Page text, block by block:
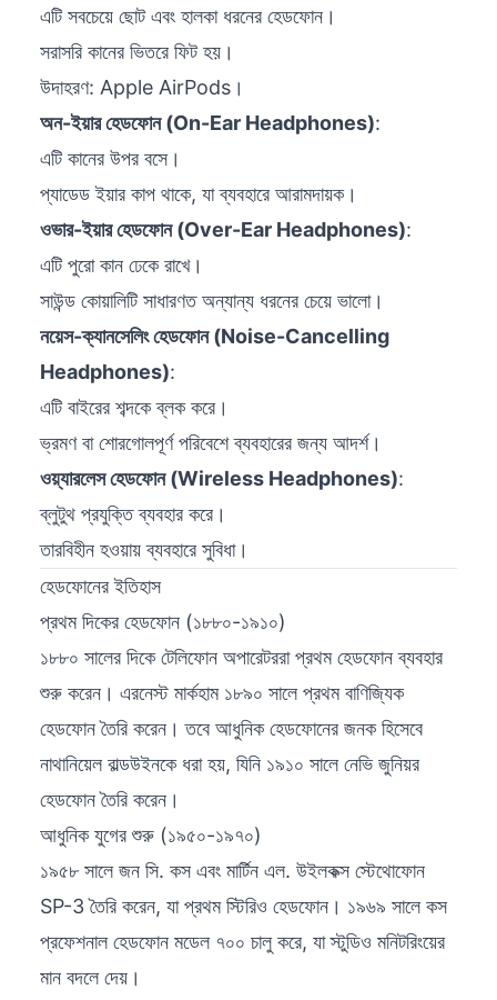
এটি সবচেয়ে ছোট এবং হালকা ধরনের হেডফোন।
সরাসরি কানের ভিতরে ফিট হয়।
উদাহরণ: Apple AirPods।
অন-ইয়ার হেডফোন (On-Ear Headphones):
এটি কানের উপর বসে।
প্যাডেড ইয়ার কাপ থাকে, যা ব্যবহারে আরামদায়ক।
ওভার-ইয়ার হেডফোন (Over-Ear Headphones):
এটি পুরো কান ঢেকে রাখে।
সাউন্ড কোয়ালিটি সাধারণত অন্যান্য ধরনের চেয়ে ভালো।
নয়েস-ক্যানসেলিং হেডফোন (Noise-Cancelling
Headphones):
এটি বাইরের শব্দকে ব্লক করে।
ভ্রমণ বা শোরগোলপূর্ণ পরিবেশে ব্যবহারের জন্য আদর্শ।
ওয়্যারলেস হেডফোন (Wireless Headphones):
ব্লুটুথ প্রযুক্তি ব্যবহার করে।
তারবিহীন হওয়ায় ব্যবহারে সুবিধা।
হেডফোনের ইতিহাস
প্রথম দিকের হেডফোন (১৮৮০-১৯১০)
১৮৮০ সালের দিকে টেলিফোন অপারেটররা প্রথম হেডফোন ব্যবহার
শুরু করেন। এরনেস্ট মার্কহাম ১৮৯০ সালে প্রথম বাণিজ্যিক
হেডফোন তৈরি করেন। তবে আধুনিক হেডফোনের জনক হিসেবে
নাথানিয়েল বাল্ডউইনকে ধরা হয়, যিনি ১৯১০ সালে নেভি জুনিয়র
হেডফোন তৈরি করেন।
আধুনিক যুগের শুরু (১৯৫০-১৯৭০)
১৯৫৮ সালে জন সি. কস এবং মার্টিন এল. উইলকক্স স্টেথোফোন
SP-3 তৈরি করেন, যা প্রথম স্টিরিও হেডফোন। ১৯৬৯ সালে কস
প্রফেশনাল হেডফোন মডেল ৭০০ চালু করে, যা স্টুডিও মনিটরিংয়ের
মান বদলে দেয়।